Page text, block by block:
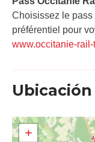
Choisissez le pass
préférentiel pour
www.occitanie-rail-
Ubicación
+